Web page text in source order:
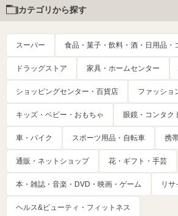
カテゴリから探す
スーパー 食品・菓子・飲料・酒・日用品・
ドラッグストア 家具・ホームセンター
ショッピングセンター・百貨店 ファッショ
キッズ・ベビー・おもちゃ 眼鏡・コンタク
車・バイク スポーツ用品・自転車 携
通販・ネットショップ 花・ギフト・手芸
本・雑誌・音楽・DVD・映画・ゲーム リサ
ヘルス&ビューティ・フィットネス